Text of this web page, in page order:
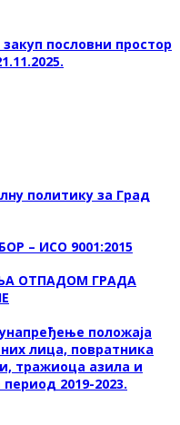
пословни простор
политику за Град
– ИСО 9001:2015
ОТПАДОМ ГРАДА
положаја
лица, повратника
тражиоца азила и
2019-2023.